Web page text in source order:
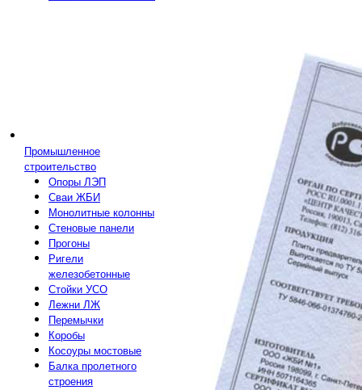
Промышленное
строительство
Опоры ЛЭП
Сваи ЖБИ
Монолитные колонны
Стеновые панели
Прогоны
Ригели
железобетонные
Стойки УСО
Лежни ЛЖ
Перемычки
Коробы
Косоуры мостовые
Балка пролетного
строения